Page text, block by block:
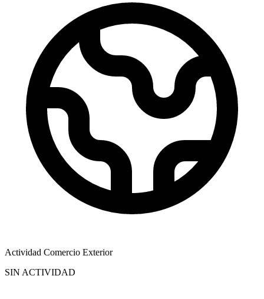
Actividad Comercio Exterior
SIN ACTIVIDAD